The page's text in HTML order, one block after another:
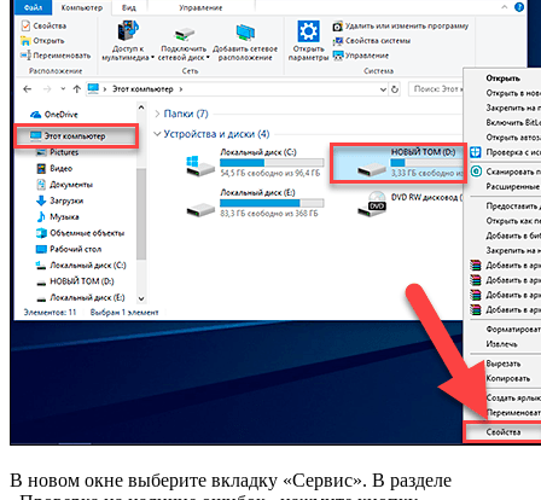
В новом окне выберите вкладку «Сервис». В разделе